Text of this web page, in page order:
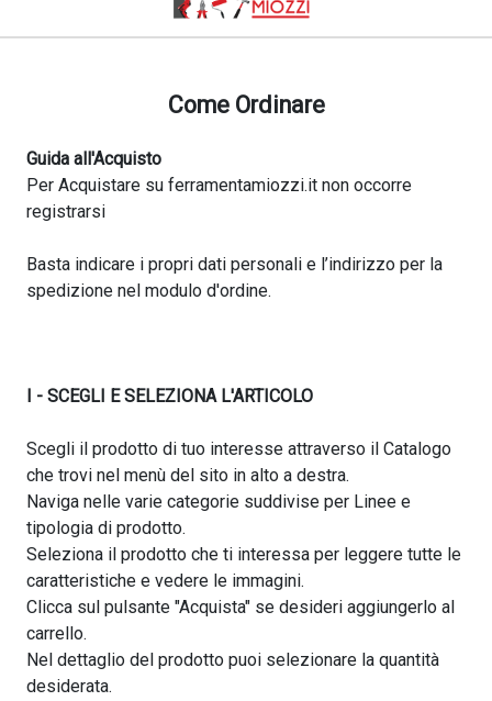
Come Ordinare
Guida all'Acquisto
Per Acquistare su ferramentamiozzi.it non occorre
registrarsi
Basta indicare i propri dati personali e l’indirizzo per la
spedizione nel modulo d'ordine.
I - SCEGLI E SELEZIONA L'ARTICOLO
Scegli il prodotto di tuo interesse attraverso il Catalogo
che trovi nel menù del sito in alto a destra.
Naviga nelle varie categorie suddivise per Linee e
tipologia di prodotto.
Seleziona il prodotto che ti interessa per leggere tutte le
caratteristiche e vedere le immagini.
Clicca sul pulsante "Acquista" se desideri aggiungerlo al
carrello.
Nel dettaglio del prodotto puoi selezionare la quantità
desiderata.